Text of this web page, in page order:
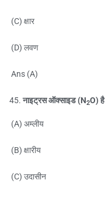
(C) क्षार
(D) लवण
Ans (A)
नाइट्रस ऑक्साइड (N2O) है
(A) अम्लीय
(B) क्षारीय
(C) उदासीन